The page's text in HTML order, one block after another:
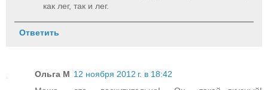
как лег, так и лег.
Ответить
Ольга М 12 ноября 2012 г. в 18:42